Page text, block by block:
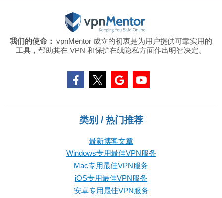
我们的使命： vpnMentor 成立的初衷是为用户提供可靠实用的
工具，帮助其在 VPN 和保护在线隐私方面作出明智决定。
类别 / 热门推荐
最新博客文章
Windows专用最佳VPN服务
Mac专用最佳VPN服务
iOS专用最佳VPN服务
安卓专用最佳VPN服务